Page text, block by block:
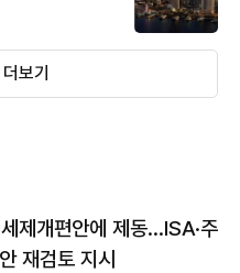
더보기
제개편안에 제동…ISA·주
재검토 지시